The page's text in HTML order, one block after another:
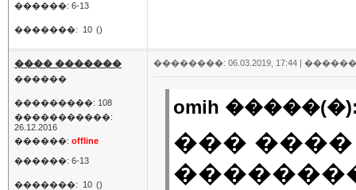
������: 6-13
�������: 10 ()
���� �������
������
���������: 108
�����������:
26.12.2016
������: offline
������: 6-13
�������: 10 ()
��������: 06.03.2019, 17:44 |
omih
���